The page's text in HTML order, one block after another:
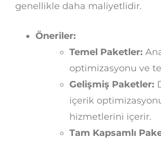
genellikle daha maliyetlidir.
Öneriler:
Temel Paketler:
optimizasyonu ve
Gelişmiş Paketler:
içerik
hizmetlerini içerir.
Tam Kapsamlı